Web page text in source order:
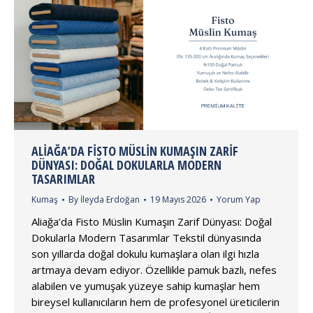
ALIAĞA’DA FISTO MÜSLIN KUMAŞIN ZARIF
DÜNYASI: DOĞAL DOKULARLA MODERN
TASARIMLAR
Kumaş By İleyda Erdoğan 19 Mayıs 2026 Yorum Yap
Aliağa’da Fisto Müslin Kumaşın Zarif Dünyası: Doğal
Dokularla Modern Tasarımlar Tekstil dünyasında
son yıllarda doğal dokulu kumaşlara olan ilgi hızla
artmaya devam ediyor. Özellikle pamuk bazlı, nefes
alabilen ve yumuşak yüzeye sahip kumaşlar hem
bireysel kullanıcıların hem de profesyonel üreticilerin